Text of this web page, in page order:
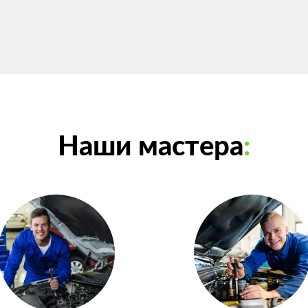
Наши мастера: